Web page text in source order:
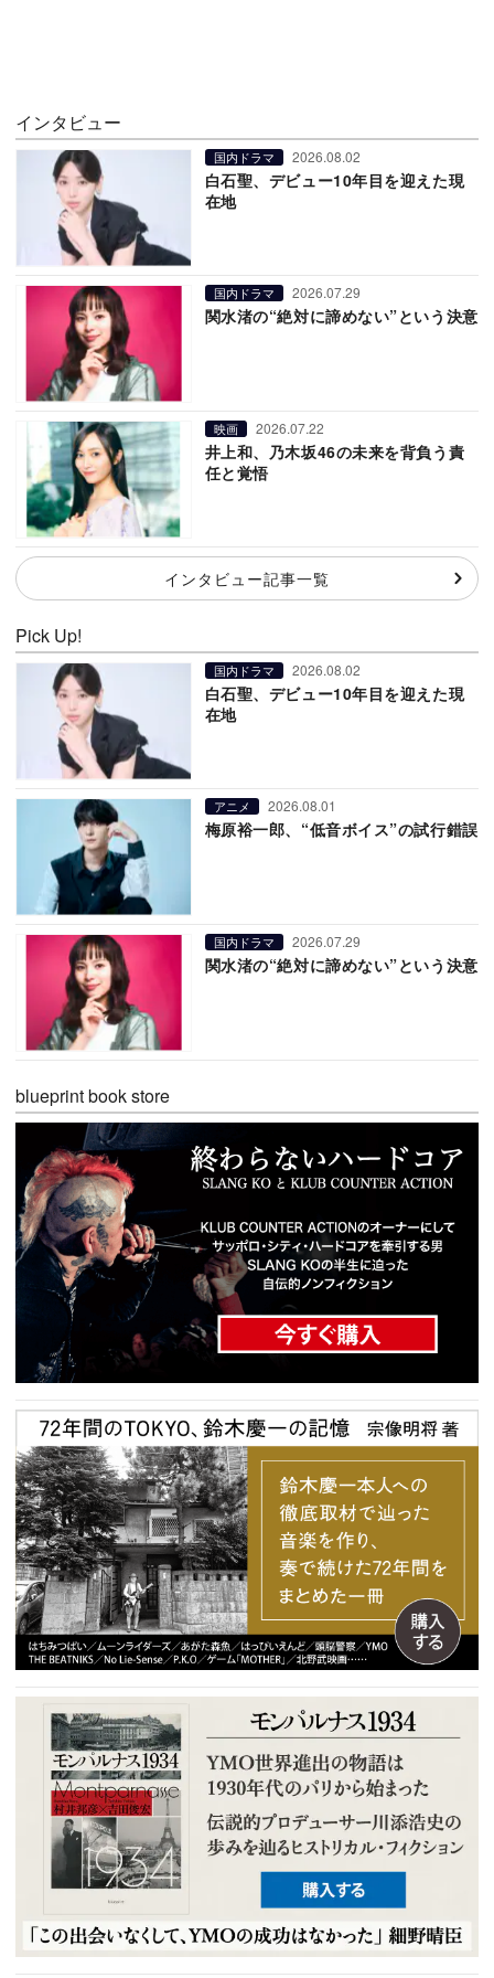
インタビュー
国内ドラマ 2026.08.02
白石聖、デビュー10年目を迎えた現
在地
国内ドラマ 2026.07.29
関水渚の“絶対に諦めない”という決意
映画 2026.07.22
井上和、乃木坂46の未来を背負う責
任と覚悟
インタビュー記事一覧
Pick Up!
国内ドラマ 2026.08.02
白石聖、デビュー10年目を迎えた現
在地
アニメ 2026.08.01
梅原裕一郎、“低音ボイス”の試行錯誤
国内ドラマ 2026.07.29
関水渚の“絶対に諦めない”という決意
blueprint book store